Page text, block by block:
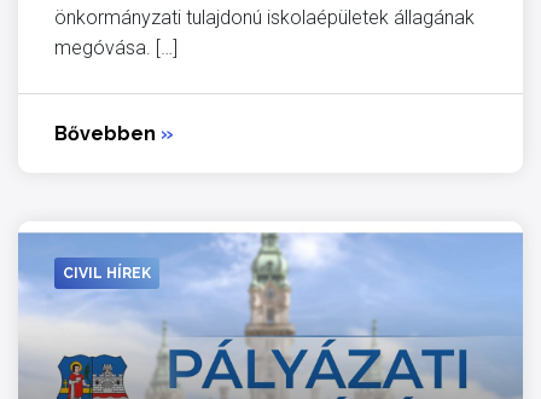
önkormányzati tulajdonú iskolaépületek állagának
megóvása. […]
Bővebben »
CIVIL HÍREK